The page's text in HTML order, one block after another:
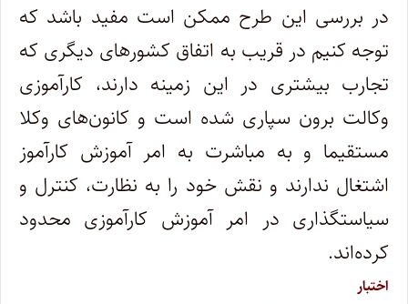
در بررسی این طرح ممکن است مفید باشد که
توجه کنیم در قریب به اتفاق کشور‌های دیگری که
تجارب بیشتری در این زمینه دارند، کارآموزی
وکالت برون سپاری شده است و کانون‌های وکلا
مستقیما و به مباشرت به امر آموزش کارآموز
اشتغال ندارند و نقش خود را به نظارت، کنترل و
سیاستگذاری در امر آموزش کارآموزی محدود
کرده‌اند.
اختبار